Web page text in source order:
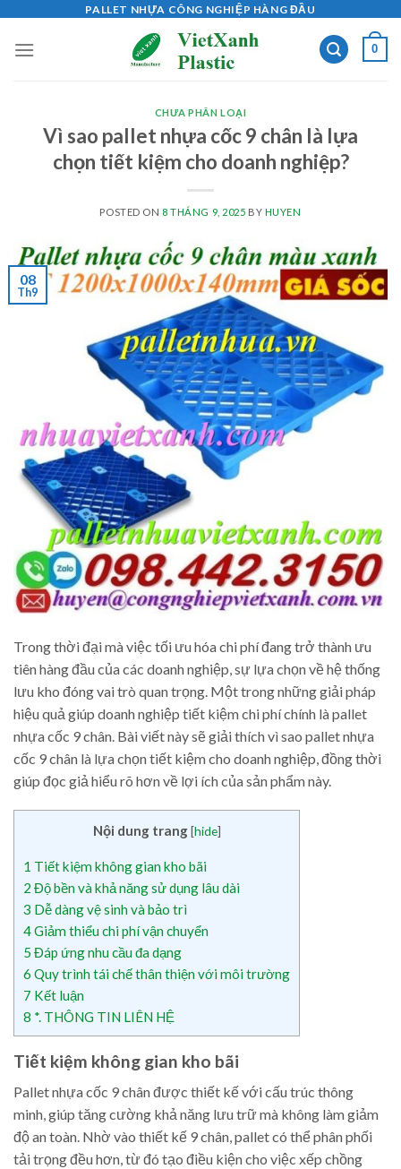
content
PALLET NHỰA CÔNG NGHIỆP HÀNG ĐẦU
0
CHƯA PHÂN LOẠI
Vì sao pallet nhựa cốc 9 chân là lựa
chọn tiết kiệm cho doanh nghiệp?
POSTED ON 8 THÁNG 9, 2025 BY HUYEN
08
Th9
Trong thời đại mà việc tối ưu hóa chi phí đang trở thành ưu
tiên hàng đầu của các doanh nghiệp, sự lựa chọn về hệ thống
lưu kho đóng vai trò quan trọng. Một trong những giải pháp
hiệu quả giúp doanh nghiệp tiết kiệm chi phí chính là pallet
nhựa cốc 9 chân. Bài viết này sẽ giải thích vì sao pallet nhựa
cốc 9 chân là lựa chọn tiết kiệm cho doanh nghiệp, đồng thời
giúp đọc giả hiểu rõ hơn về lợi ích của sản phẩm này.
Nội dung trang [hide]
1 Tiết kiệm không gian kho bãi
2 Độ bền và khả năng sử dụng lâu dài
3 Dễ dàng vệ sinh và bảo trì
4Giảm thiểu chi phí vận chuyển
5 Đáp ứng nhu cầu đa dạng
6 Quy trình tái chế thân thiện với môi trường
7 Kết luận
8 *. THÔNG TIN LIÊN HỆ
Tiết kiệm không gian kho bãi
Pallet nhựa cốc 9 chân được thiết kế với cấu trúc thông
minh, giúp tăng cường khả năng lưu trữ mà không làm giảm
độ an toàn. Nhờ vào thiết kế 9 chân, pallet có thể phân phối
tải trọng đều hơn, từ đó tạo điều kiện cho việc xếp chồng